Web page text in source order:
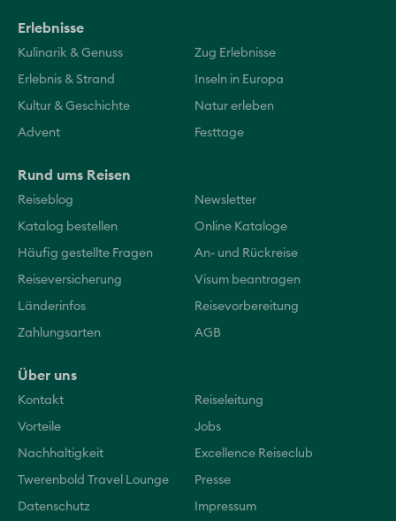
Erlebnisse
Kulinarik & Genuss Zug Erlebnisse
Erlebnis & Strand Inseln in Europa
Kultur & Geschichte Natur erleben
Advent Festtage
Rund ums Reisen
Reiseblog Newsletter
Katalog bestellen Online Kataloge
Häufig gestellte Fragen An- und Rückreise
Reiseversicherung Visum beantragen
Länderinfos Reisevorbereitung
Zahlungsarten AGB
Über uns
Kontakt Reiseleitung
Vorteile Jobs
Nachhaltigkeit Excellence Reiseclub
Twerenbold Travel Lounge Presse
Datenschutz Impressum